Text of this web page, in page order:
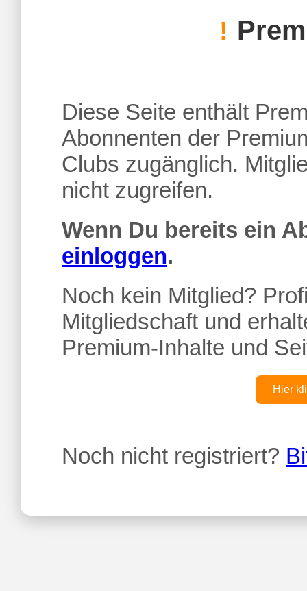
!
Diese Seite enthält
Abonnenten der
Clubs zugänglich.
nicht zugreifen.
Wenn Du bereits ein
einloggen.
Noch kein Mitglied?
Mitgliedschaft und
Premium-Inhalte und
Hier
Noch nicht registriert?